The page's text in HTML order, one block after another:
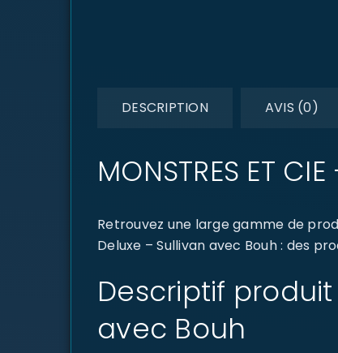
DESCRIPTION AVIS (0)
MONSTRES ET
Retrouvez une large gamme de
Deluxe – Sullivan avec Bouh : des
Descriptif produit
avec Bouh